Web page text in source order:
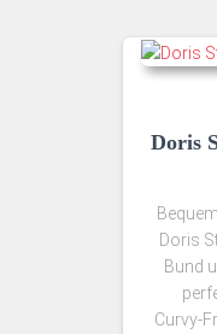
Doris
Doris
Bund